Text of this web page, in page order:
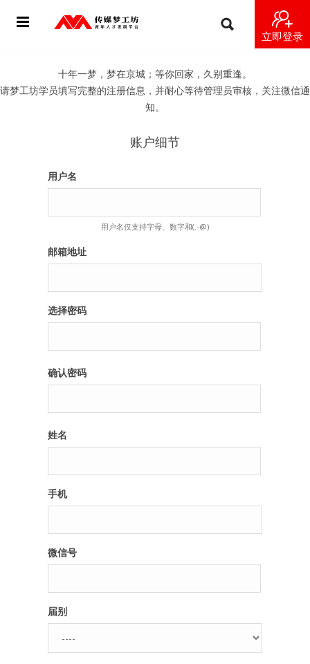
立即登录
纪录片2 青年人不同活法
出彩2016
辉煌2013
梦工坊圈
人脉圈
十年一梦，梦在京城；等你回家，久别重逢。
请梦工坊学员填写完整的注册信息，并耐心等待管理员审核，关注微信通
知。
账户细节
用户名
用户名仅支持字母、数字和(.-@)
邮箱地址
选择密码
确认密码
姓名
手机
微信号
届别